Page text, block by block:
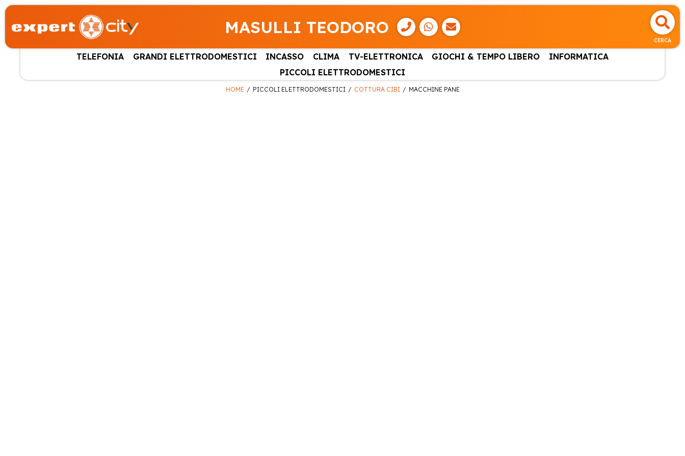
MASULLI TEODORO
CERCA
TELEFONIA GRANDI ELETTRODOMESTICI INCASSO CLIMA TV-ELETTRONICA GIOCHI & TEMPO LIBERO
INFORMATICA
PICCOLI ELETTRODOMESTICI
HOME PICCOLI ELETTRODOMESTICI COTTURA CIBI MACCHINE PANE